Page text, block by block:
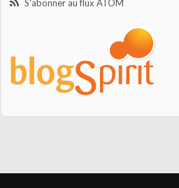
S'abonner au flux ATOM